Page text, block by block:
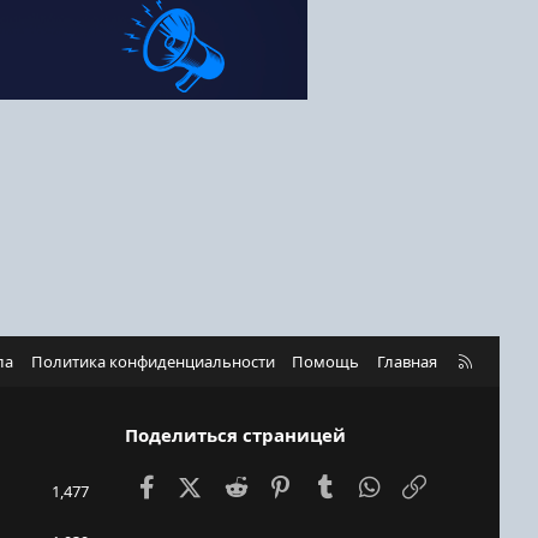
Политика конфиденциальности Помощь Главная
R
1,477
Поделиться страницей
FacebookX (Twitter)
Reddit PinterestTumblr WhatsApp